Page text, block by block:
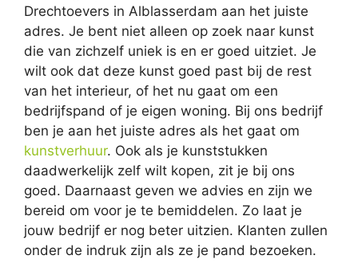
Drechtoevers in Alblasserdam aan het juiste
adres. Je bent niet alleen op zoek naar kunst
die van zichzelf uniek is en er goed uitziet. Je
wilt ook dat deze kunst goed past bij de rest
van het interieur, of het nu gaat om een
bedrijfspand of je eigen woning. Bij ons bedrijf
ben je aan het juiste adres als het gaat om
kunstverhuur. Ook als je kunststukken
daadwerkelijk zelf wilt kopen, zit je bij ons
goed. Daarnaast geven we advies en zijn we
bereid om voor je te bemiddelen. Zo laat je
jouw bedrijf er nog beter uitzien. Klanten zullen
onder de indruk zijn als ze je pand bezoeken.